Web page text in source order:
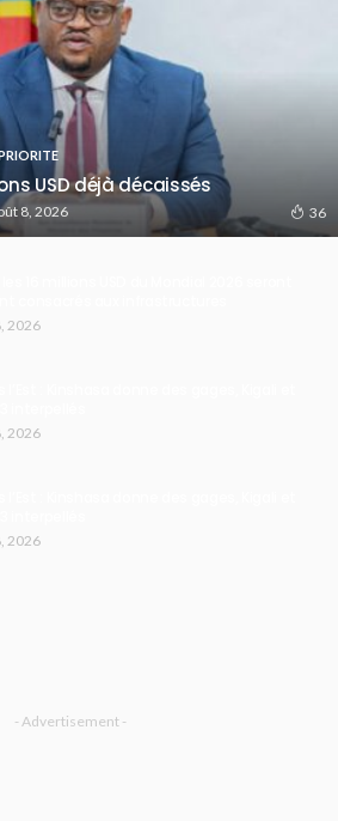
USD déjà décaissés
8, 2026 36
2026
2026
2026
- Advertisement -